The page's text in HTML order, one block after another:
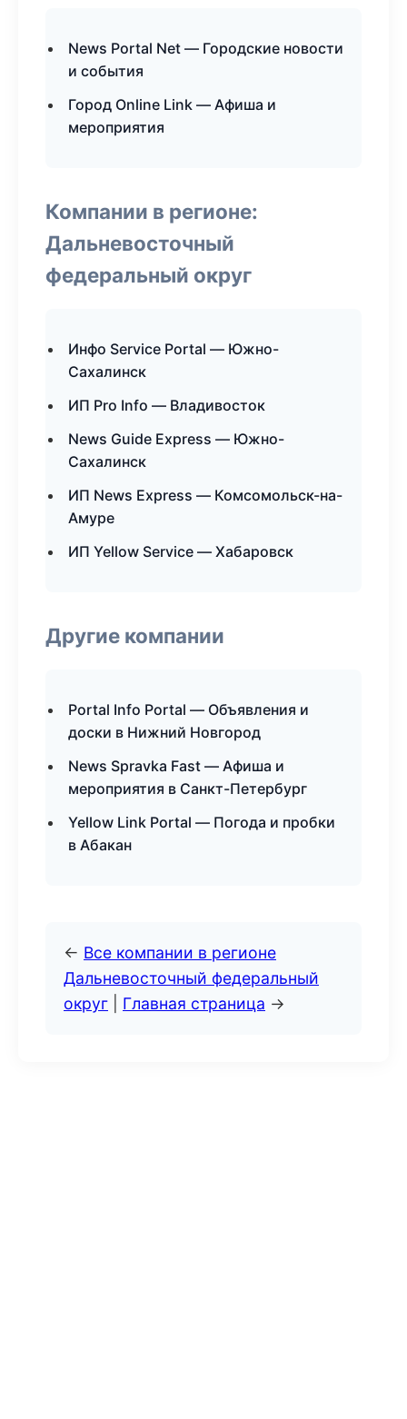
News Portal Net — Городские новости
и события
Город Online Link — Афиша и
мероприятия
Компании в регионе:
Дальневосточный
федеральный округ
Инфо Service Portal — Южно-
Сахалинск
ИП Pro Info — Владивосток
News Guide Express — Южно-
Сахалинск
ИП News Express — Комсомольск-на-
Амуре
ИП Yellow Service — Хабаровск
Другие компании
Portal Info Portal — Объявления и
доски в Нижний Новгород
News Spravka Fast — Афиша и
мероприятия в Санкт-Петербург
Yellow Link Portal — Погода и пробки
в Абакан
← Все компании в регионе
Дальневосточный федеральный
округ
Главная страница →